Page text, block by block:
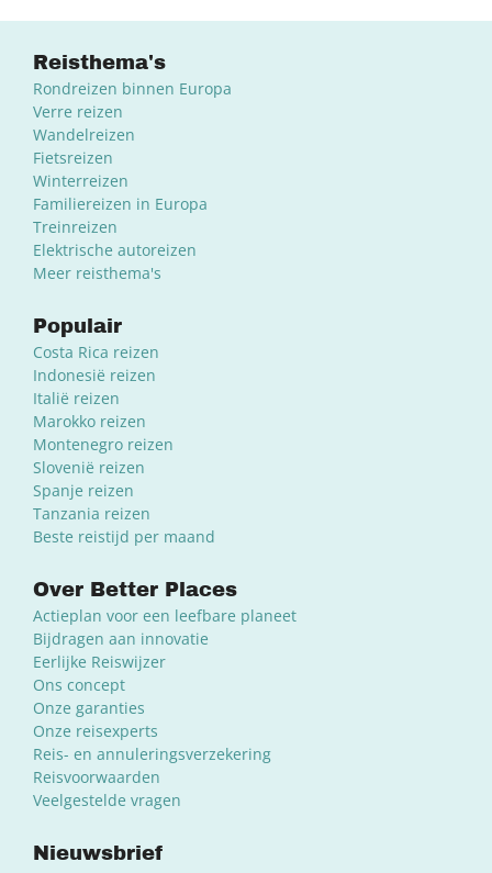
Reisthema's
Rondreizen binnen Europa
Verre reizen
Wandelreizen
Fietsreizen
Winterreizen
Familiereizen in Europa
Treinreizen
Elektrische autoreizen
Meer reisthema's
Populair
Costa Rica reizen
Indonesië reizen
Italië reizen
Marokko reizen
Montenegro reizen
Slovenië reizen
Spanje reizen
Tanzania reizen
Beste reistijd per maand
Over Better Places
Actieplan voor een leefbare planeet
Bijdragen aan innovatie
Eerlijke Reiswijzer
Ons concept
Onze garanties
Onze reisexperts
Reis- en annuleringsverzekering
Reisvoorwaarden
Veelgestelde vragen
Nieuwsbrief